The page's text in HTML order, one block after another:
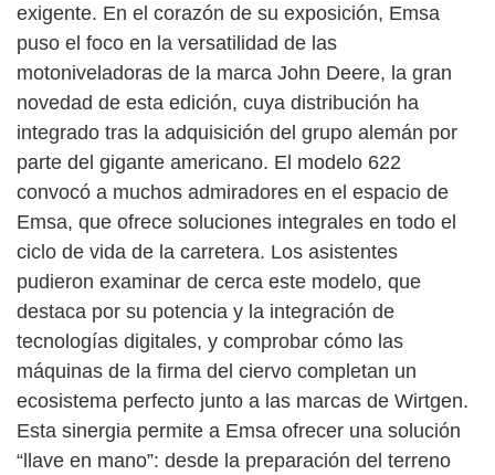
exigente. En el corazón de su exposición, Emsa
puso el foco en la versatilidad de las
motoniveladoras de la marca John Deere, la gran
novedad de esta edición, cuya distribución ha
integrado tras la adquisición del grupo alemán por
parte del gigante americano. El modelo 622
convocó a muchos admiradores en el espacio de
Emsa, que ofrece soluciones integrales en todo el
ciclo de vida de la carretera. Los asistentes
pudieron examinar de cerca este modelo, que
destaca por su potencia y la integración de
tecnologías digitales, y comprobar cómo las
máquinas de la firma del ciervo completan un
ecosistema perfecto junto a las marcas de Wirtgen.
Esta sinergia permite a Emsa ofrecer una solución
“llave en mano”: desde la preparación del terreno